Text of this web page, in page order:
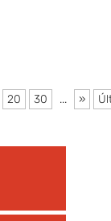
20 30 ... »